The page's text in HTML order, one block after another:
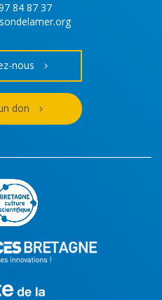
84 87 37
nous
don